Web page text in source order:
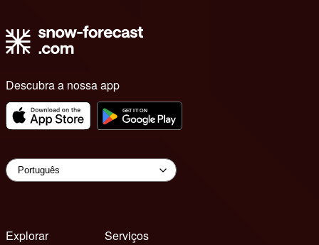
Descubra a nossa app
Explorar
Serviços